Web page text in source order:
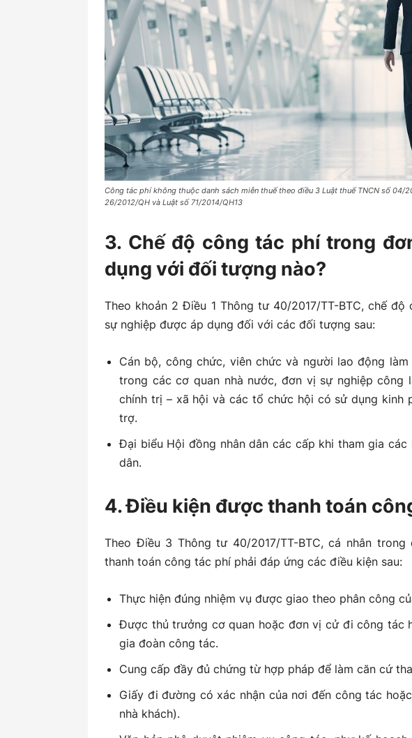
Công tác phí không thuộc danh sách miễn thuế theo điều 3 Luật thuế TNCN số 04/
26/2012/QH và Luật số 71/2014/QH13
3. Chế độ công tác phí trong
dụng với đối tượng nào?
Theo khoản 2 Điều 1 Thông tư 40/2017/TT-BTC, chế
sự nghiệp được áp dụng đối với các đối tượng sau:
Cán bộ, công chức, viên chức và người lao động
trong các cơ quan nhà nước, đơn vị sự nghiệp
chính trị – xã hội và các tổ chức hội có sử dụng kinh
trợ.
Đại biểu Hội đồng nhân dân các cấp khi tham gia
dân.
4. Điều kiện được thanh toán
Theo Điều 3 Thông tư 40/2017/TT-BTC, cá nhân
thanh toán công tác phí phải đáp ứng các điều kiện sau:
Thực hiện đúng nhiệm vụ được giao theo phân công
Được thủ trưởng cơ quan hoặc đơn vị cử đi công tác
gia đoàn công tác.
Cung cấp đầy đủ chứng từ hợp pháp để làm căn cứ
Giấy đi đường có xác nhận của nơi đến công tác
nhà khách).